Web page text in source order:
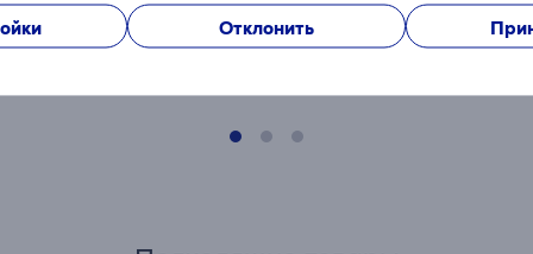
Отклонить
Цена:
9.99 €
Цена:
9.99 €